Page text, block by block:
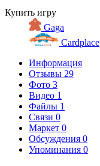
Купить игру
Gaga
Cardplace
Информация
Отзывы 29
Фото 3
Видео 1
Файлы 1
Связи 0
Маркет 0
Обсуждения 0
Упоминания 0